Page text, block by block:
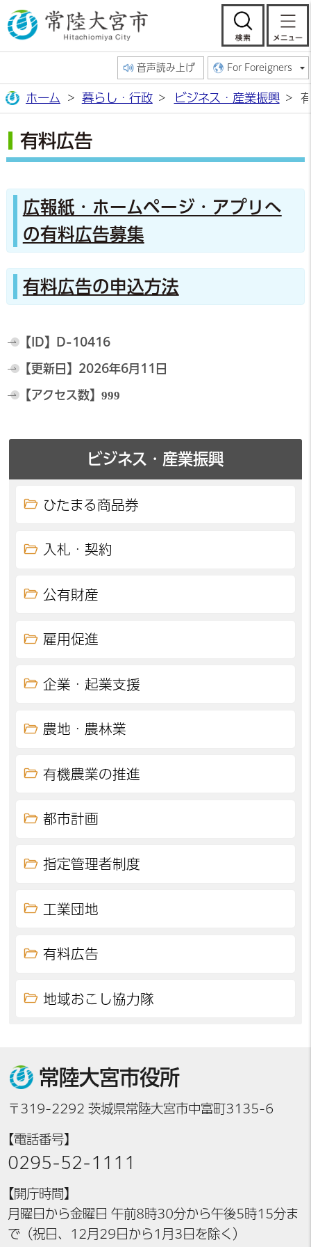
常陸大宮市公
検
音声読み上げ For Foreigners
ホーム 暮らし・行政 ビジネス・産業振興
有料広告
広報紙・ホームページ・アプリへ
の有料広告募集
有料広告の申込方法
【ID】 D-10416
【更新日】 2026年6月11日
【アクセス数】 999
ビジネス・産業振興
ひたまる商品券
入札・契約
公有財産
雇用促進
企業・起業支援
農地・農林業
有機農業の推進
都市計画
指定管理者制度
工業団地
有料広告
地域おこし協力隊
常陸大宮市役所
〒319-2292 茨城県常陸大宮市中富町3135-6
【電話番号】
0295-52-1111
【開庁時間】
月曜日から金曜日 午前8時30分から午後5時15分ま
で（祝日、12月29日から1月3日を除く）